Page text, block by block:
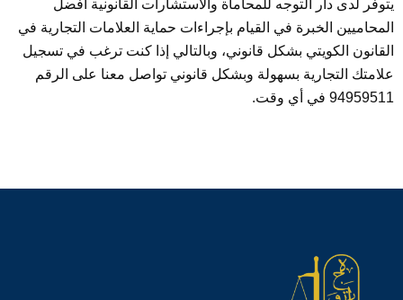
يتوفر لدى دار التوجه للمحاماة والاستشارات القانونية أفضل
المحاميين الخبرة في القيام بإجراءات حماية العلامات التجارية في
القانون الكويتي بشكل قانوني، وبالتالي إذا كنت ترغب في تسجيل
علامتك التجارية بسهولة وبشكل قانوني تواصل معنا على الرقم
94959511 في أي وقت.